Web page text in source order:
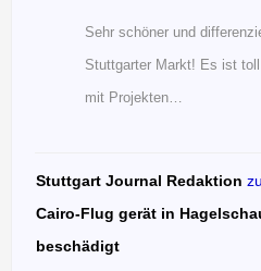
Sehr schöner und
Stuttgarter Markt! Es ist
mit Projekten…
Stuttgart Journal Redaktion zu
Cairo-Flug gerät in
beschädigt